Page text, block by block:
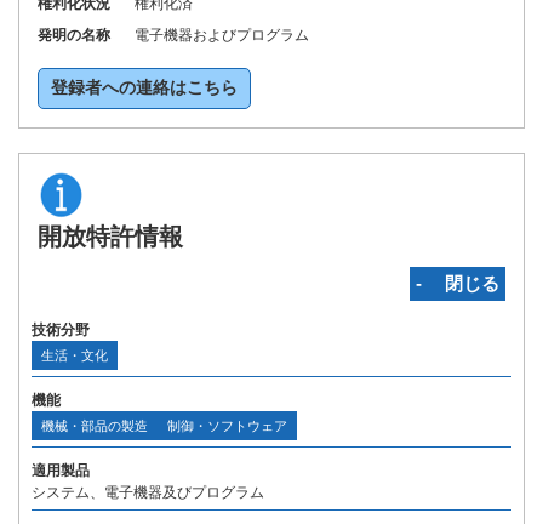
権利化状況
権利化済
発明の名称
電子機器およびプログラム
登録者への連絡はこちら
開放特許情報
‐ 閉じる
技術分野
生活・文化
機能
機械・部品の製造 制御・ソフトウェア
適用製品
システム、電子機器及びプログラム